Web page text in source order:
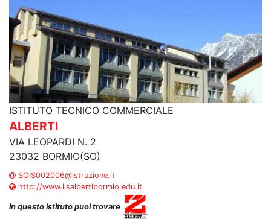
ISTITUTO TECNICO COMMERCIALE
ALBERTI
VIA LEOPARDI N. 2
23032 BORMIO(SO)
SOIS002006@istruzione.it
http://www.iisalbertibormio.edu.it
in questo istituto puoi trovare